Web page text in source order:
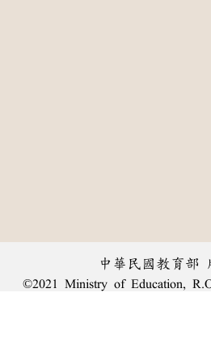
中華民國教育部
©2021 Ministry of Education,